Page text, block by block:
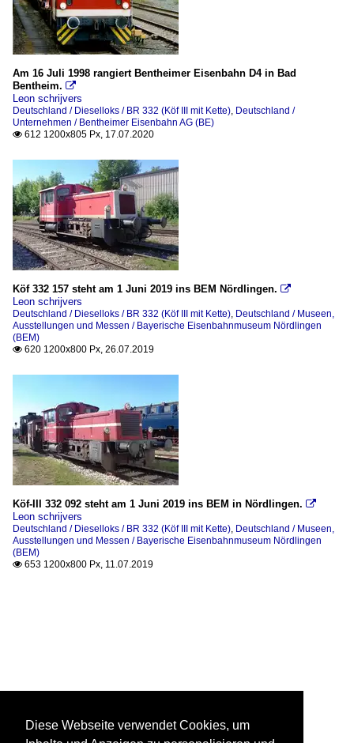
Am 16 Juli 1998 rangiert Bentheimer Eisenbahn D4 in Bad
Bentheim. 
Leon schrijvers
Deutschland / Dieselloks / BR 332 (Köf III mit Kette), Deutschland /
Unternehmen / Bentheimer Eisenbahn AG (BE)
 612 1200x805 Px, 17.07.2020
Köf 332 157 steht am 1 Juni 2019 ins BEM Nördlingen. 
Leon schrijvers
Deutschland / Dieselloks / BR 332 (Köf III mit Kette), Deutschland / Museen,
Ausstellungen und Messen / Bayerische Eisenbahnmuseum Nördlingen
(BEM)
 620 1200x800 Px, 26.07.2019
Köf-III 332 092 steht am 1 Juni 2019 ins BEM in Nördlingen. 
Leon schrijvers
Deutschland / Dieselloks / BR 332 (Köf III mit Kette), Deutschland / Museen,
Ausstellungen und Messen / Bayerische Eisenbahnmuseum Nördlingen
(BEM)
 653 1200x800 Px, 11.07.2019
Diese Webseite verwendet Cookies, um